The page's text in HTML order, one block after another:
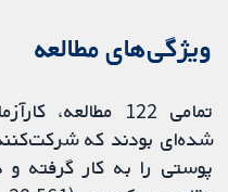
ویژگی‌های مطالعه
تمامی 122
شده‌ای بودند که
پوستی را به کار گرفته